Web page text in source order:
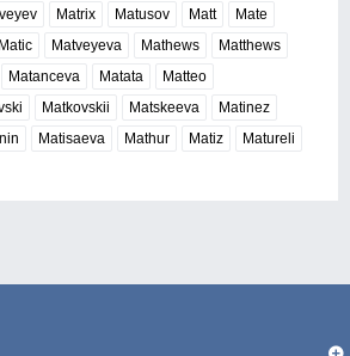
Matrix Matusov Matt
Mate
Matic Matveyeva Mathews
Matthews
Matanceva Matata
Matteo
Matkovskii Matskeeva
Matinez
Matisaeva Mathur Matiz
Matureli